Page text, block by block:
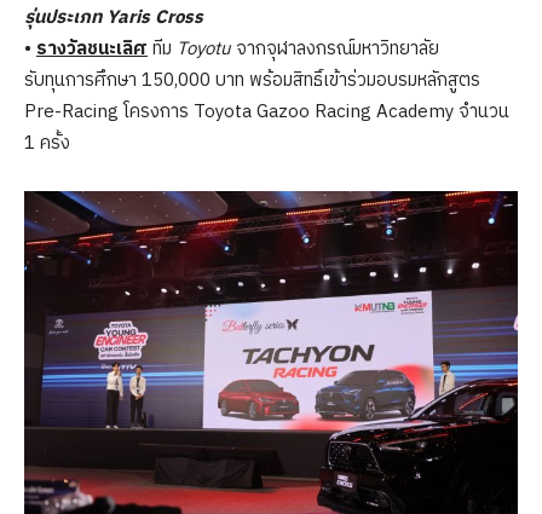
รุ่นประเภท Yaris Cross
• รางวัลชนะเลิศทีม Toyotu จากจุฬาลงกรณ์มหาวิทยาลัย
รับทุนการศึกษา 150,000 บาท พร้อมสิทธิ์เข้าร่วมอบรมหลักสูตร
Pre-Racing โครงการ Toyota Gazoo Racing Academy จำนวน
1 ครั้ง